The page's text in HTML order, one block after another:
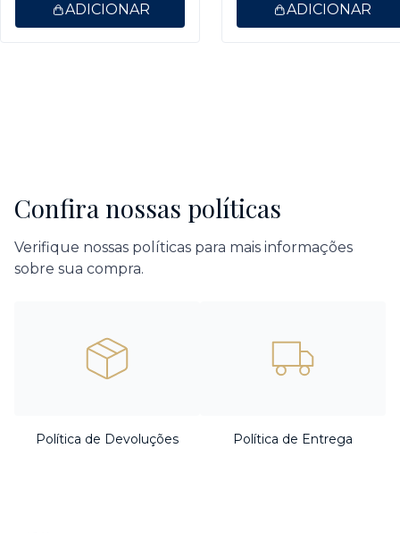
ADICIONAR ADICIONAR
Confira nossas políticas
Verifique nossas políticas para mais informações
sobre sua compra.
Política de Devoluções Política de Entrega